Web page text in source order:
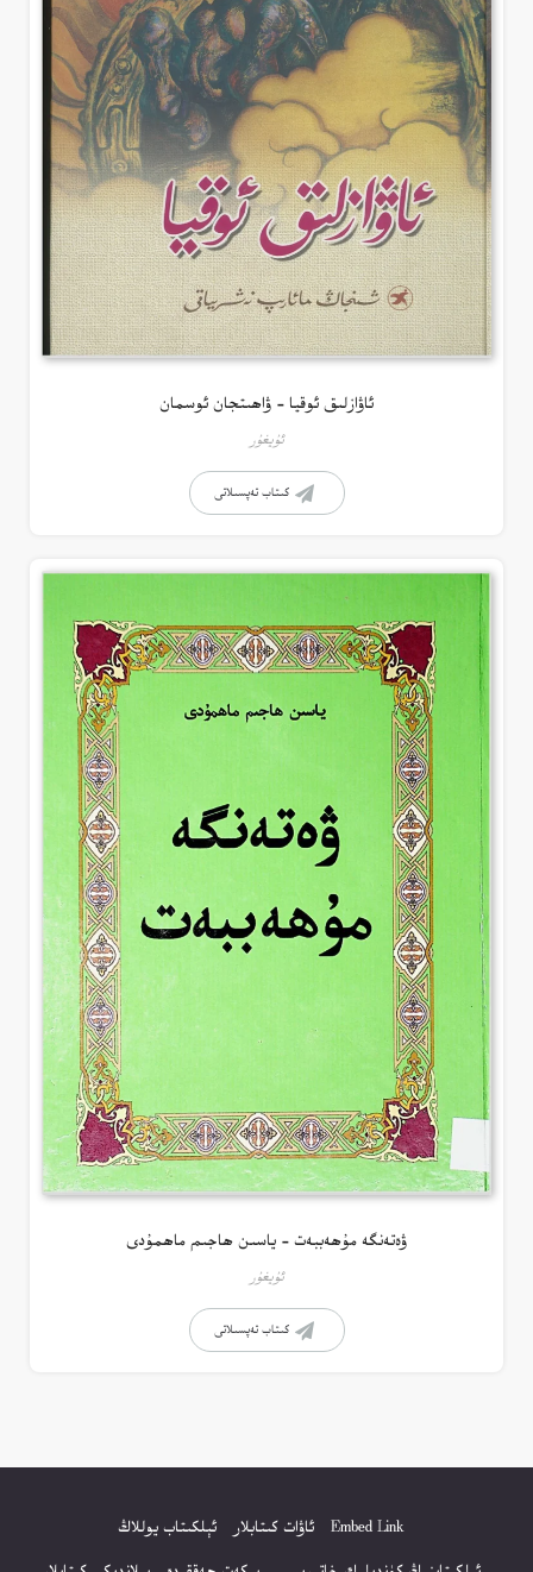
ئاۋازلىق ئوقيا – ۋاھىتجان ئوسمان
ئۇيغۇر
كىتاب تەپسىلاتى
ۋەتەنگە مۇھەببەت – ياسىن ھاجىم ماھمۇدى
ئۇيغۇر
كىتاب تەپسىلاتى
Embed Link ئاۋات كىتابلار
ئېلكىتاب يوللاڭ